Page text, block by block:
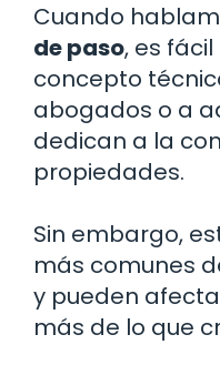
Cuando
de paso, es
concepto
abogados o a
dedican a la
propiedades.
Sin embargo,
más comunes
y pueden
más de lo que